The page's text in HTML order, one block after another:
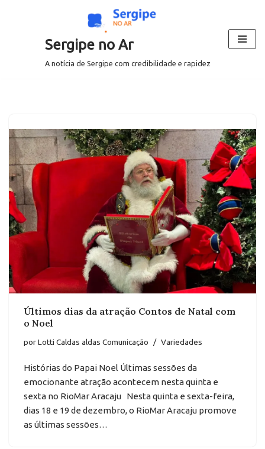
Sergipe no Ar
A notícia de Sergipe com credibilidade e rapidez
Últimos dias da atração Contos de Natal com
o Noel
porLotti Caldas aldas Comunicação Variedades
Histórias do Papai Noel Últimas sessões da
emocionante atração acontecem nesta quinta e
sexta no RioMar Aracaju Nesta quinta e sexta-feira,
dias 18 e 19 de dezembro, o RioMar Aracaju promove
as últimas sessões…